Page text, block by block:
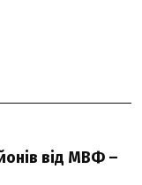
від МВФ –